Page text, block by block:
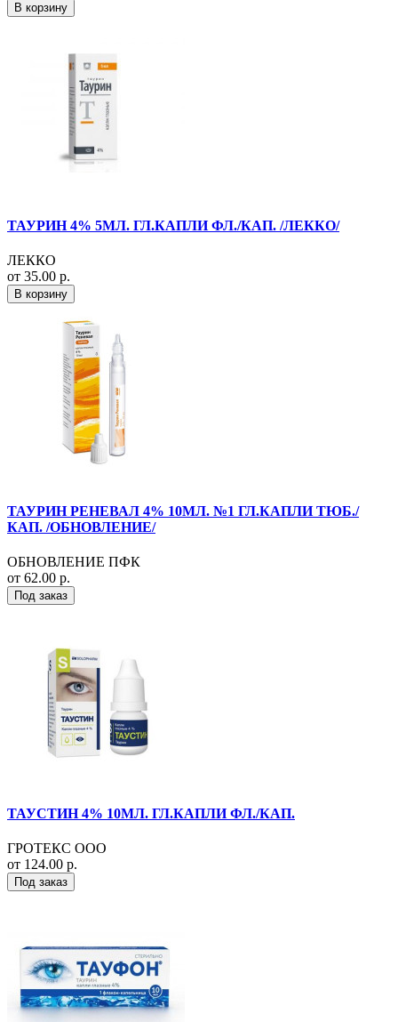
В корзину
ТАУРИН 4% 5МЛ. ГЛ.КАПЛИ ФЛ./КАП. /ЛЕККО/
ЛЕККО
от 35.00 р.
В корзину
ТАУРИН РЕНЕВАЛ 4% 10МЛ. №1 ГЛ.КАПЛИ ТЮБ./
КАП. /ОБНОВЛЕНИЕ/
ОБНОВЛЕНИЕ ПФК
от 62.00 р.
Под заказ
ТАУСТИН 4% 10МЛ. ГЛ.КАПЛИ ФЛ./КАП.
ГРОТЕКС ООО
от 124.00 р.
Под заказ